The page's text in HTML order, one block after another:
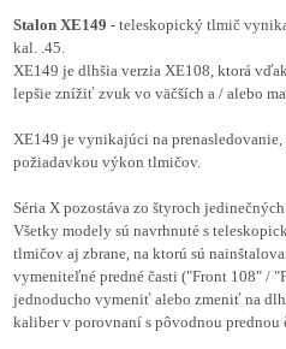
Stalon XE149 - teleskopický tlmič
kal. .45.
XE149 je dlhšia verzia XE108, ktorá
lepšie znížiť zvuk vo väčších a / alebo
XE149 je vynikajúci na
požiadavkou výkon tlmičov.
Séria X pozostáva zo štyroch
Všetky modely sú navrhnuté s
tlmičov aj zbrane, na ktorú sú
vymeniteľné predné časti ("Front 108" /
jednoducho vymeniť alebo zmeniť na
kaliber v porovnaní s pôvodnou prednou